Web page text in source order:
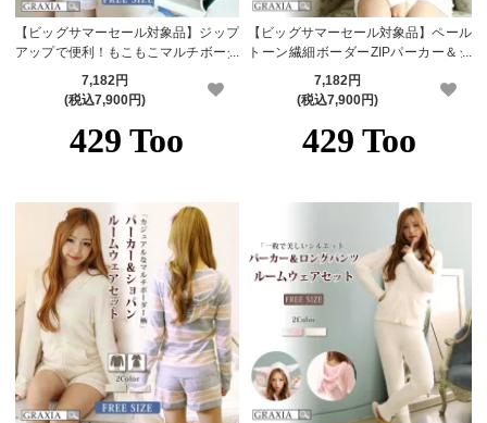
【ビッグサマーセール対象品】ジップ
アップで便利！もこもこマルチボーダ
ーパーカー＆ショートパンツルームウ
ェアセット(ROOMWEAR)【メーカー
お取り寄せ品】
7,182円
(税込7,900円)
【ビッグサマーセール対象品】ペール
トーン繊細ボーダーZIPパーカー＆シ
ョートパンツルームウェアセット(RO
OMWEAR)【メーカーお取り寄せ品】
7,182円
(税込7,900円)